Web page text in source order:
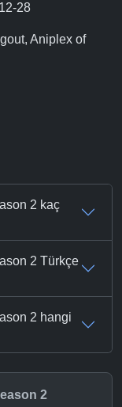
28
Aniplex of
2 kaç
2 Türkçe
2 hangi
2